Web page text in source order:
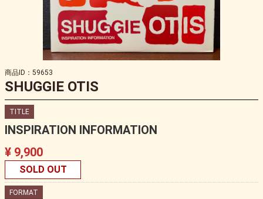
商品ID：59653
SHUGGIE OTIS ‎
TITLE
INSPIRATION INFORMATION
¥ 9,900
SOLD OUT
FORMAT